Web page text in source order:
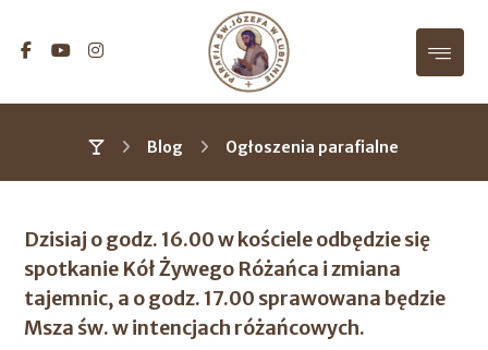
Blog Ogłoszenia parafialne
Dzisiaj o godz. 16.00 w kościele odbędzie się
spotkanie Kół Żywego Różańca i zmiana
tajemnic, a o godz. 17.00 sprawowana będzie
Msza św. w intencjach różańcowych.